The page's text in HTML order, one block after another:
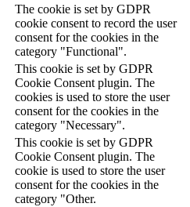
The cookie is set by GDPR
cookie consent to record the user
consent for the cookies in the
category "Functional".
This cookie is set by GDPR
Cookie Consent plugin. The
cookies is used to store the user
consent for the cookies in the
category "Necessary".
This cookie is set by GDPR
Cookie Consent plugin. The
cookie is used to store the user
consent for the cookies in the
category "Other.